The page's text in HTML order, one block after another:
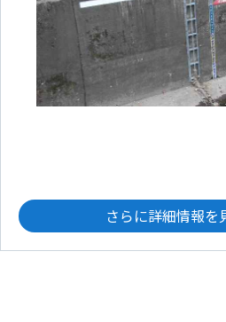
南小滝橋
田島橋
さらに詳細情報を